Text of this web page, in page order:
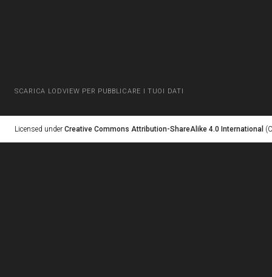
SCARICA LODVIEW PER PUBBLICARE I TUOI DATI
Licensed under Creative Commons Attribution-ShareAlike 4.0 International